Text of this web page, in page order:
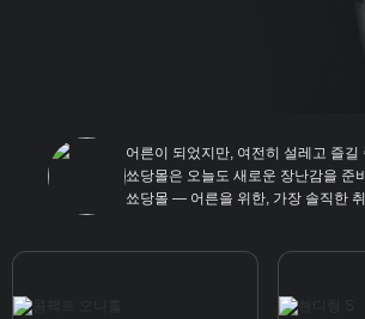
어른이 되었지만, 여전히 설레고 즐길
쑈당몰은 오늘도 새로운 장난감을 준
쑈당몰 — 어른을 위한, 가장 솔직한